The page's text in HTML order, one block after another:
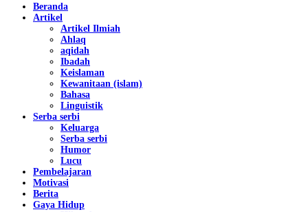
Beranda
Artikel
Artikel Ilmiah
Ahlaq
aqidah
Ibadah
Keislaman
Kewanitaan (islam)
Bahasa
Linguistik
Serba serbi
Keluarga
Serba serbi
Humor
Lucu
Pembelajaran
Motivasi
Berita
Gaya Hidup